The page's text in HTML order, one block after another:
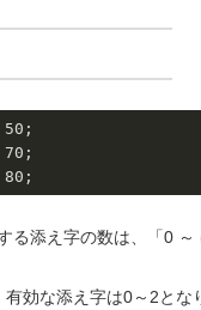
50 ;
70 ;
80 ;
る添え字の数は、「0 ～
効な添え字は0～2とな